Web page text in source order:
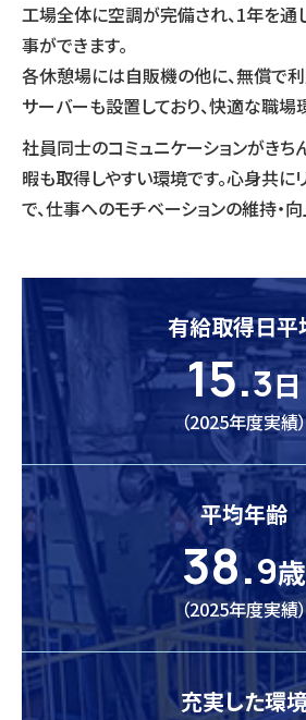
工場全体に空調が完備され、1年を通
事ができます。
各休憩場には自販機の他に、無償で
サーバーも設置しており、快適な職場
社員同士のコミュニケーションがきち
暇も取得しやすい環境です。心身共に
で、仕事へのモチベーションの維持・
有給取得日平
15.3日
（2025年度実績）
平均年齢
38.9歳
（2025年度実績）
充実した環